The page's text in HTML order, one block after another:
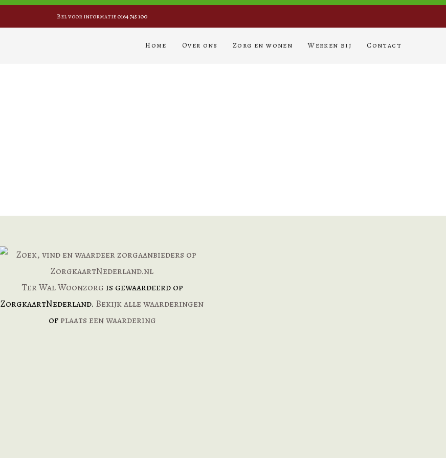
Bel voor informatie 0164 745 100
Home Over ons Zorg en wonen Werken bij Contact
Ter Wal Woonzorg is gewaardeerd op
ZorgkaartNederland. Bekijk alle waarderingen
of plaats een waardering